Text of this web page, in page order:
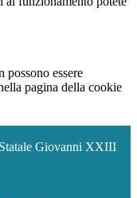
possono essere
pagina della cookie
Giovanni XXIII